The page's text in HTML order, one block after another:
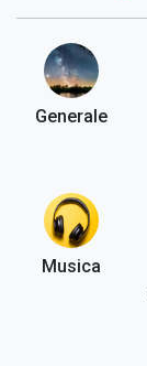
Generale
Musica